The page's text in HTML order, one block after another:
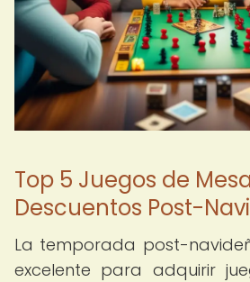
Top 5 Juegos de
Descuentos Post-
La temporada post-
excelente para adquirir